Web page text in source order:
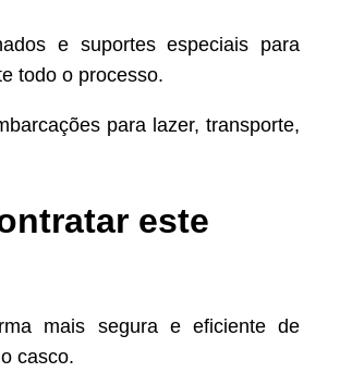
e suportes especiais para
todo o processo.
para lazer, transporte,
este
mais segura e eficiente de
casco.